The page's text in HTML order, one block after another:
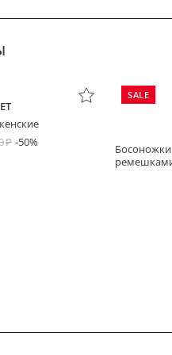
-50%
SALE